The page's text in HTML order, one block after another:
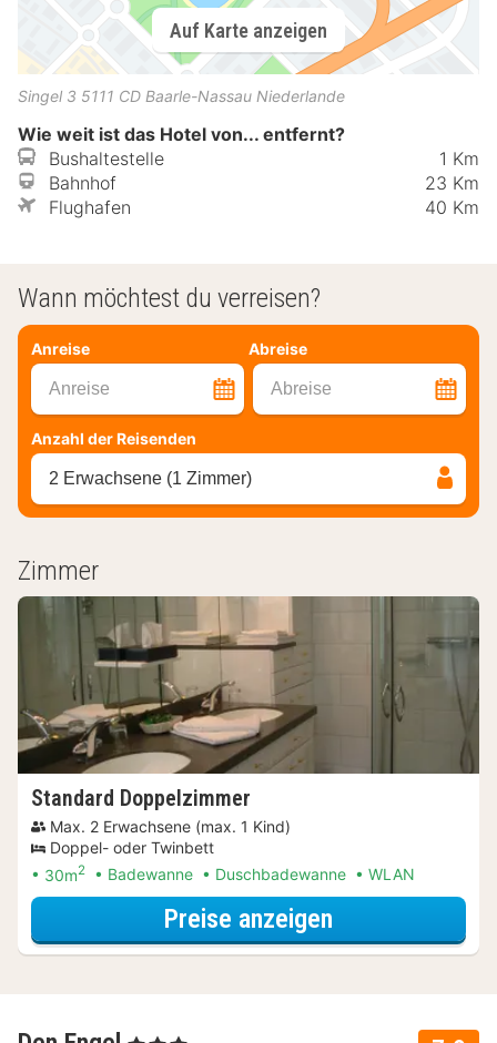
Auf Karte anzeigen
Singel 3 5111 CD Baarle-Nassau Niederlande
Wie weit ist das Hotel von... entfernt?
Bushaltestelle
1 Km
Bahnhof
23 Km
Flughafen
40 Km
Wann möchtest du verreisen?
Anreise Abreise
Anreise Abreise
Anzahl der Reisenden
2 Erwachsene (1 Zimmer)
Zimmer
Standard Doppelzimmer
Max. 2 Erwachsene (max. 1 Kind)
Doppel- oder Twinbett
30m2 Badewanne Duschbadewanne WLAN
Preise anzeigen